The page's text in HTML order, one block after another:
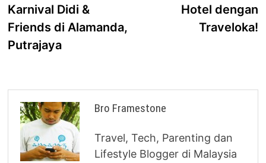
Karnival Didi &
Friends di Alamanda,
Putrajaya
Hotel dengan
Traveloka!
Bro Framestone
Travel, Tech, Parenting dan
Lifestyle Blogger di Malaysia